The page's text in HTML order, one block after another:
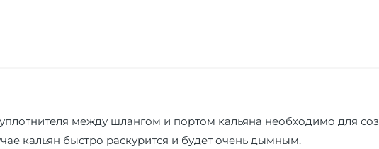
между шлангом и портом кальяна необходимо для
кальян быстро раскурится и будет очень дымным.